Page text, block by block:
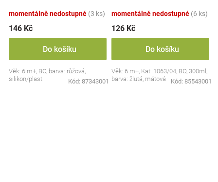
momentálně nedostupné (3 ks)
146 Kč
Do košíku
Věk: 6 m+, BO, barva: růžová,
silikon/plast
Kód: 87343001
momentálně nedostupné (6 ks)
126 Kč
Do košíku
Věk: 6 m+, Kat. 1063/04, BO, 300ml,
barva: žlutá, mátová
Kód: 85543001